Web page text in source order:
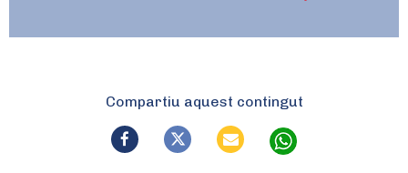
Compartiu aquest contingut